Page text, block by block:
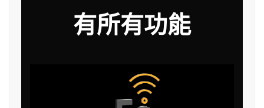
有所有功能